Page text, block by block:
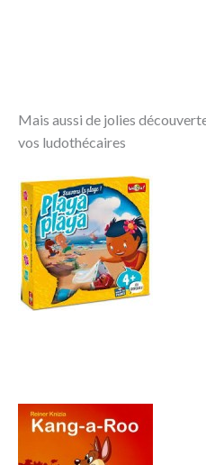
Mais aussi de jolies
vos ludothécaires